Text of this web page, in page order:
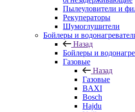
Пылеуловители и
Рекуператоры
Шумоглушители
Бойлеры и
Назад
Бойлеры и
Газовые
Назад
Газовые
BAXI
Bosch
Hajdu